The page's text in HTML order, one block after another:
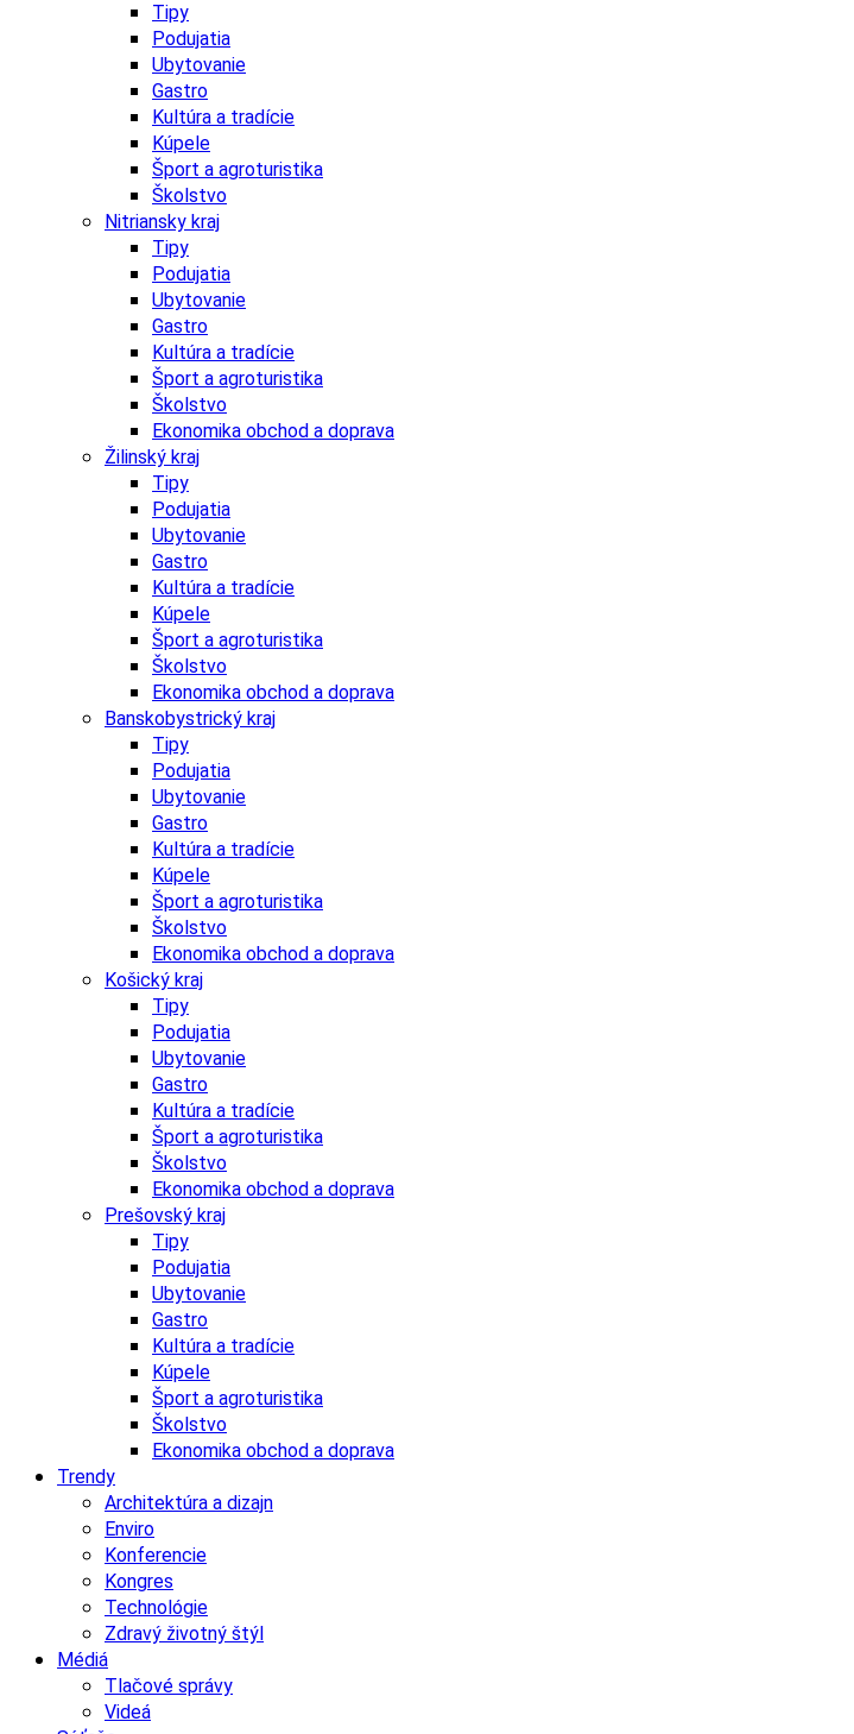
Tipy
Podujatia
Ubytovanie
Gastro
Kultúra a tradície
Kúpele
Šport a agroturistika
Školstvo
Nitriansky kraj
Tipy
Podujatia
Ubytovanie
Gastro
Kultúra a tradície
Šport a agroturistika
Školstvo
Ekonomika obchod a doprava
Žilinský kraj
Tipy
Podujatia
Ubytovanie
Gastro
Kultúra a tradície
Kúpele
Šport a agroturistika
Školstvo
Ekonomika obchod a doprava
Banskobystrický kraj
Tipy
Podujatia
Ubytovanie
Gastro
Kultúra a tradície
Kúpele
Šport a agroturistika
Školstvo
Ekonomika obchod a doprava
Košický kraj
Tipy
Podujatia
Ubytovanie
Gastro
Kultúra a tradície
Šport a agroturistika
Školstvo
Ekonomika obchod a doprava
Prešovský kraj
Tipy
Podujatia
Ubytovanie
Gastro
Kultúra a tradície
Kúpele
Šport a agroturistika
Školstvo
Ekonomika obchod a doprava
Trendy
Architektúra a dizajn
Enviro
Konferencie
Kongres
Technológie
Zdravý životný štýl
Médiá
Tlačové správy
Videá